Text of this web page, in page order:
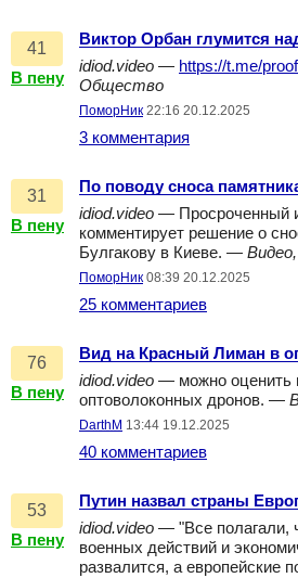
41
В пену
Виктор Орбан глумится
idiod.video — https://t.me/
Общество
ПоморНик 22:16 20.12.2025
3 комментария
31
В пену
По поводу сноса
idiod.video — Просроченный
комментирует решение о
Булгакову в Киеве. —
ПоморНик 08:39 20.12.2025
25 комментариев
76
В пену
Вид на Красный Лиман в
idiod.video — можно оценить
оптоволоконных дронов. —
DarthM 13:44 19.12.2025
40 комментариев
53
В пену
Путин назвал страны
idiod.video — "Все полагали,
военных действий и
развалится, а европейские